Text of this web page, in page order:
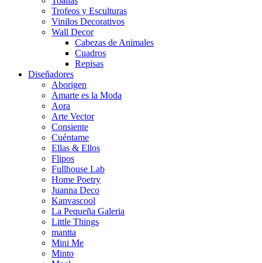
Trofeos y Esculturas
Vinilos Decorativos
Wall Decor
Cabezas de Animales
Cuadros
Repisas
Diseñadores
Aborigen
Amarte es la Moda
Aora
Arte Vector
Consiente
Cuéntame
Ellas & Ellos
Flipos
Fullhouse Lab
Home Poetry
Juanna Deco
Kanvascool
La Pequeña Galeria
Little Things
mantta
Mini Me
Minto